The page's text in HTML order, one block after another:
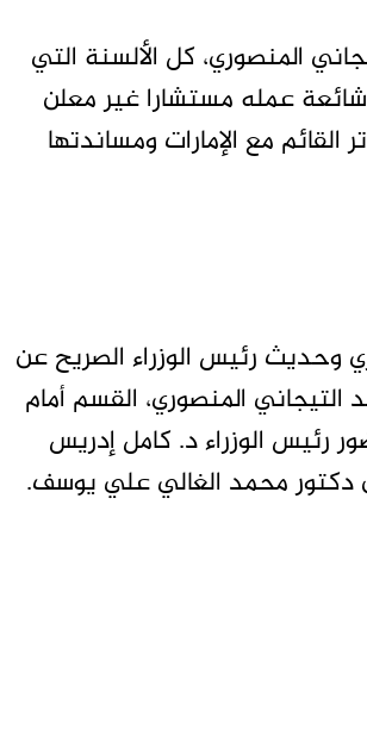
المنصوري، كل الألسنة التي
عمله مستشارا غير معلن
مع الإمارات ومساندتها
وحديث رئيس الوزراء الصريح عن
التيجاني المنصوري، القسم أمام
رئيس الوزراء د. كامل إدريس
دكتور محمد الغالي علي يوسف.